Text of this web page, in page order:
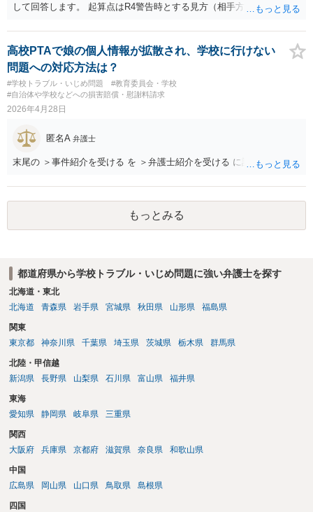
して回答します。 起算点はR4警告時とする見方（相手方）もあり得ま
えないとの反論（こちら側）は成立します。 R7/7/9起算点の根拠は、
R4時点では内容不知であり請求は困難というものです。 ただし、R4
の行為状況や内容などから、警察官から警告があれば「行為」と「警
告」が結びつくので、R４時点とされる可能性は残ります。
高校PTAで娘の個人情報が拡散され、学校に行けない
問題への対応方法は？
#学校トラブル・いじめ問題
#教育委員会・学校
#自治体や学校などへの損害賠償・慰謝料請求
2026年4月28日
匿名A 弁護士
末尾の ＞事件紹介を受ける を ＞弁護士紹介を受ける に訂正します。
もっとみる
都道府県から学校トラブル・いじめ問題に強い弁護士を探す
北海道・東北
北海道
青森県 岩手県 宮城県 秋田県 山形県 福島県
関東
東京都
神奈川県 千葉県 埼玉県 茨城県 栃木県 群馬県
北陸・甲信越
新潟県
長野県 山梨県 石川県 富山県 福井県
東海
愛知県
静岡県 岐阜県 三重県
関西
大阪府
兵庫県 京都府 滋賀県 奈良県 和歌山県
中国
広島県
岡山県 山口県 鳥取県 島根県
四国